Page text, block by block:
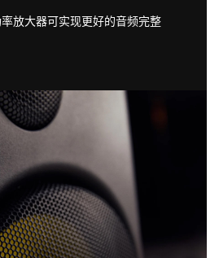
放大器可实现更好的音频完整